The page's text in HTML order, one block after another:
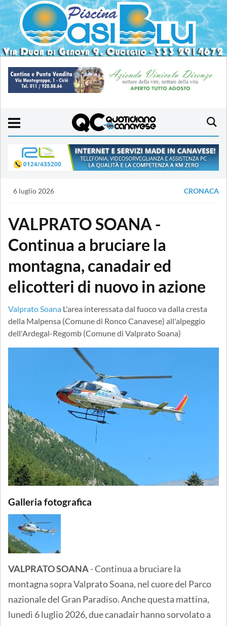
6 luglio 2026 CRONACA
VALPRATO SOANA -
Continua a bruciare la
montagna, canadair ed
elicotteri di nuovo in azione
Valprato Soana L'area interessata dal fuoco va dalla cresta
della Malpensa (Comune di Ronco Canavese) all'alpeggio
dell'Ardegal-Regomb (Comune di Valprato Soana)
Galleria fotografica
VALPRATO SOANA- Continua a bruciare la
montagna sopra Valprato Soana, nel cuore del Parco
nazionale del Gran Paradiso. Anche questa mattina,
lunedì 6 luglio 2026, due canadair hanno sorvolato a